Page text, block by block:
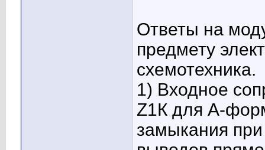
Ответы на
предмету
схемотехника.
1) Входное
Z1К для А-
замыкания